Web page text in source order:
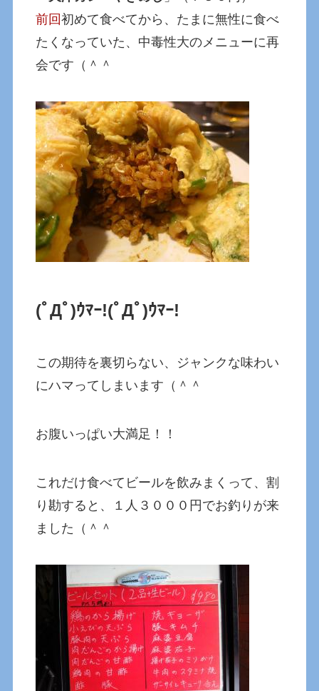
前回初めて食べてから、たまに無性に食べ
たくなっていた、中毒性大のメニューに再
会です（＾＾
(ﾟДﾟ)ｳﾏｰ!(ﾟДﾟ)ｳﾏｰ!
この期待を裏切らない、ジャンクな味わい
にハマってしまいます（＾＾
お腹いっぱい大満足！！
これだけ食べてビールを飲みまくって、割
り勘すると、１人３０００円でお釣りが来
ました（＾＾